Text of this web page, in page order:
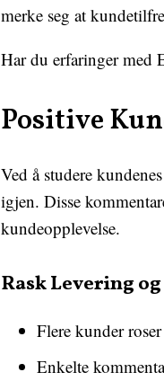
merke seg at
Har du erfaringer med
Positive
Ved å studere
igjen. Disse
kundeopplevelse.
Rask Levering
Flere kunder
Enkelte